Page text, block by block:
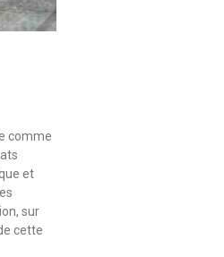
comme
et
sur
cette